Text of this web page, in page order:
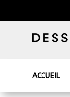
ACCUEIL